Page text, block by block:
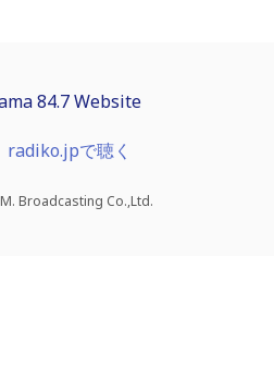
84.7 Website
radiko.jpで聴く
Broadcasting Co.,Ltd.